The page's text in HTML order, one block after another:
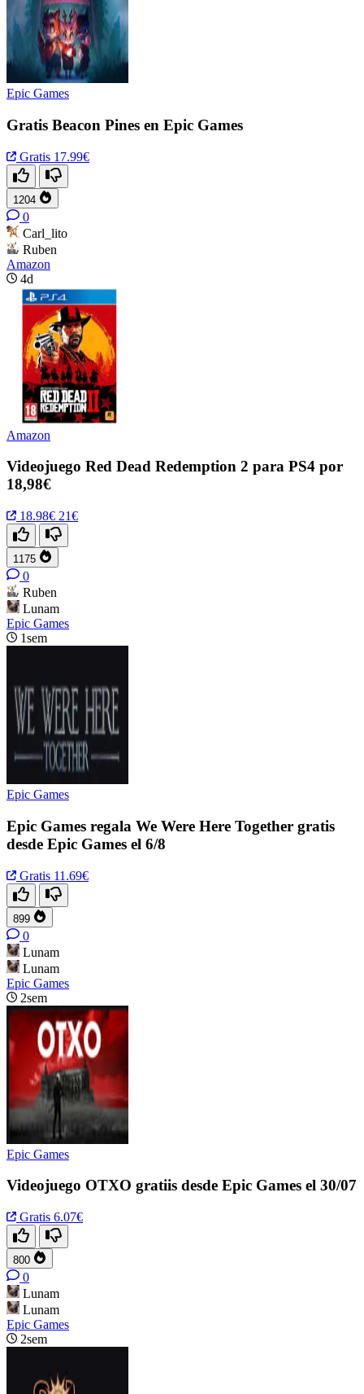
Epic Games
Gratis Beacon Pines en Epic Games
Gratis 17.99€
1204
0
Carl_lito
Ruben
Amazon
4d
Amazon
Videojuego Red Dead Redemption 2 para PS4 por
18,98€
18.98€ 21€
1175
0
Ruben
Lunam
Epic Games
1sem
Epic Games
Epic Games regala We Were Here Together gratis
desde Epic Games el 6/8
Gratis 11.69€
899
0
Lunam
Lunam
Epic Games
2sem
Epic Games
Videojuego OTXO gratiis desde Epic Games el 30/07
Gratis 6.07€
800
0
Lunam
Lunam
Epic Games
2sem